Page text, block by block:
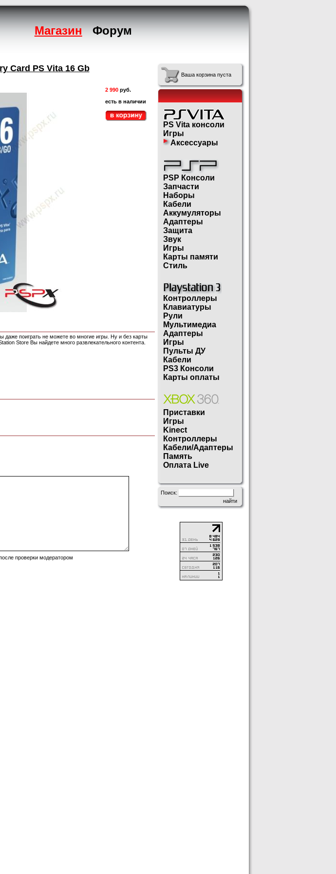
Магазин Форум
Card PS Vita 16 Gb
2 990 руб.
есть в наличии
даже поиграть не можете во многие игры. Ну и без карты
Store Вы найдете много развлекательного контента.
проверки модератором
Ваша корзина пуста
PS Vita консоли
Игры
Аксессуары
PSP Консоли
Запчасти
Наборы
Кабели
Аккумуляторы
Адаптеры
Защита
Звук
Игры
Карты памяти
Стиль
Контроллеры
Клавиатуры
Рули
Мультимедиа
Адаптеры
Игры
Пульты ДУ
Кабели
PS3 Консоли
Карты оплаты
Приставки
Игры
Kinect
Контроллеры
Кабели/Адаптеры
Память
Оплата Live
Поиск: